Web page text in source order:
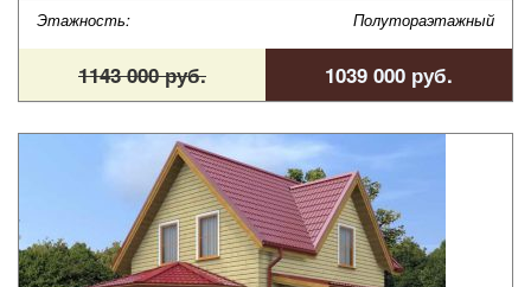
Этажность:
Полутораэтажный
1143 000 руб. 1039 000 руб.